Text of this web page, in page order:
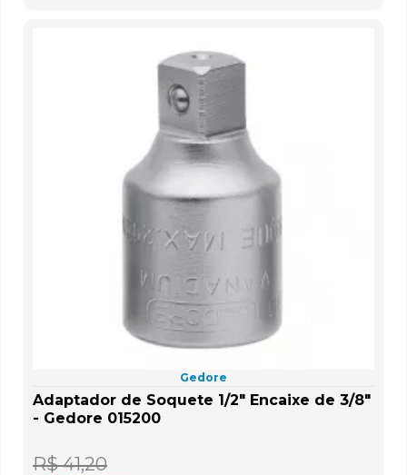
Gedore
Adaptador de Soquete 1/2" Encaixe de 3/8"
- Gedore 015200
R$ 41,20